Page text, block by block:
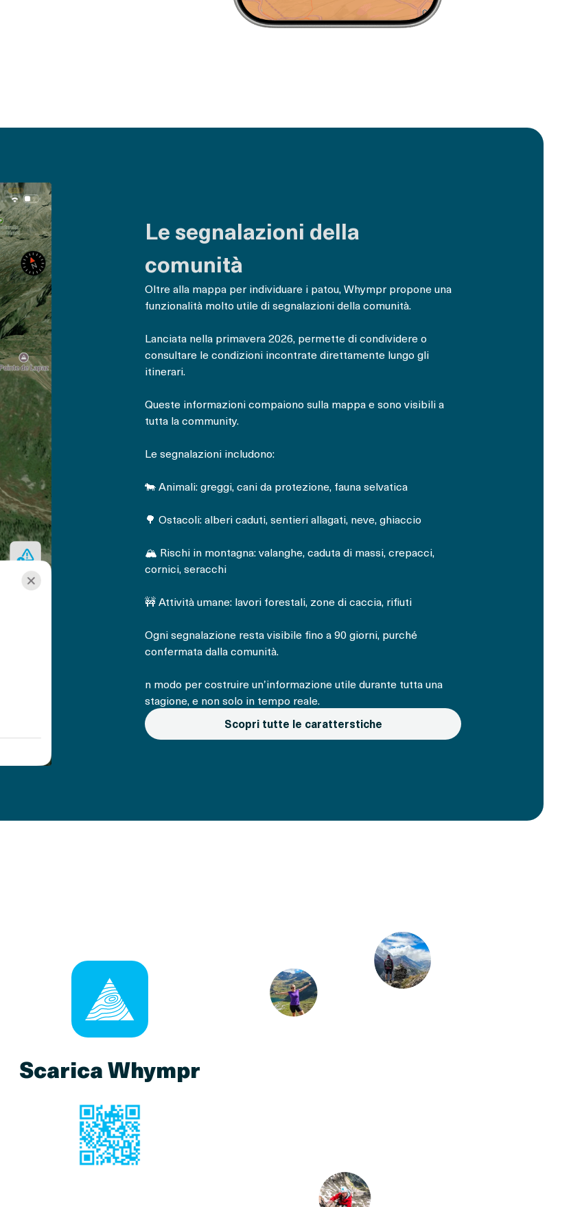
Le segnalazioni della
comunità
Oltre alla mappa per individuare i patou, Whympr propone una
funzionalità molto utile di segnalazioni della comunità.
Lanciata nella primavera 2026, permette di condividere o
consultare le condizioni incontrate direttamente lungo gli
itinerari.
Queste informazioni compaiono sulla mappa e sono visibili a
tutta la community.
Le segnalazioni includono:
🐄 Animali: greggi, cani da protezione, fauna selvatica
🌳 Ostacoli: alberi caduti, sentieri allagati, neve, ghiaccio
🏔️ Rischi in montagna: valanghe, caduta di massi, crepacci,
cornici, seracchi
🚧 Attività umane: lavori forestali, zone di caccia, rifiuti
Ogni segnalazione resta visibile fino a 90 giorni, purché
confermata dalla comunità.
n modo per costruire un’informazione utile durante tutta una
stagione, e non solo in tempo reale.
Scopri tutte le caratterstiche
Scarica Whympr